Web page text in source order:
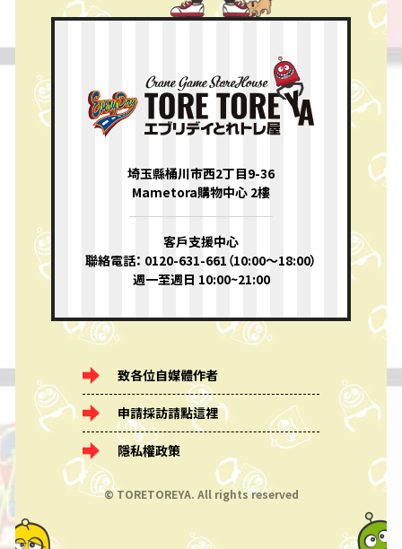
埼玉縣桶川市西2丁目9-36
Mametora購物中心 2樓
客戶支援中心
聯絡電話： 0120-631-661（10:00〜18:00）
週一至週日 10:00~21:00
致各位自媒體作者
申請採訪請點這裡
隱私權政策
© TORETOREYA. All rights reserved